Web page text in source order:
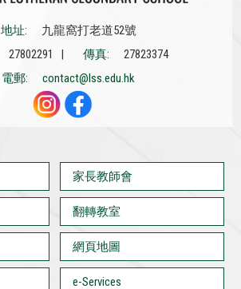
地址:
九龍窩打老道52號
27802291 | 傳真:
27823374
電郵:
contact@lss.edu.hk
家長教師會
翻轉教室
網頁地圖
e-Services